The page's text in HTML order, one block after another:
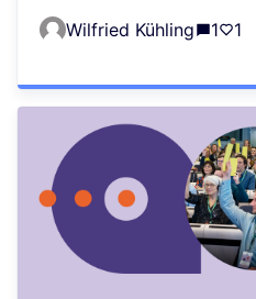
Wilfried Kühling 1 1